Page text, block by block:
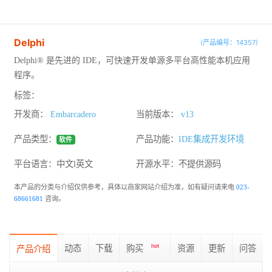
Delphi (产品编号：14357)
Delphi® 是先进的 IDE，可快速开发单源多平台高性能本机应用
程序。
标签：
开发商： Embarcadero 当前版本： v13
产品类型： 软件 产品功能： IDE集成开发环境
平台语言：中文l英文 开源水平： 不提供源码
本产品的分类与介绍仅供参考，具体以商家网站介绍为准，如有疑问请来电 023-
68661681 咨询。
产品介绍 动态 下载 购买 hot 资源 更新 问答